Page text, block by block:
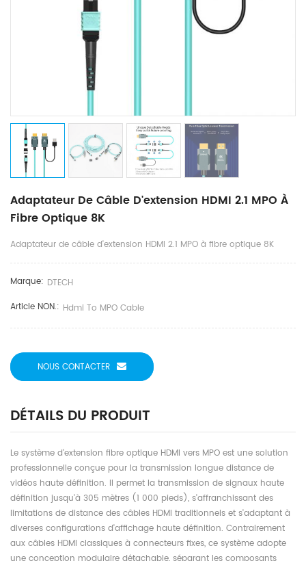
Adaptateur De Câble D'extension HDMI 2.1 MPO À
Fibre Optique 8K
Adaptateur de câble d'extension HDMI 2.1 MPO à fibre optique 8K
Marque: DTECH
Article NON.: Hdmi To MPO Cable
NOUS CONTACTER
DÉTAILS DU PRODUIT
Le système d'extension fibre optique HDMI vers MPO est une solution
professionnelle conçue pour la transmission longue distance de
vidéos haute définition. Il permet la transmission de signaux haute
définition jusqu'à 305 mètres (1 000 pieds), s'affranchissant des
limitations de distance des câbles HDMI traditionnels et s'adaptant à
diverses configurations d'affichage haute définition. Contrairement
aux câbles HDMI classiques à connecteurs fixes, ce système adopte